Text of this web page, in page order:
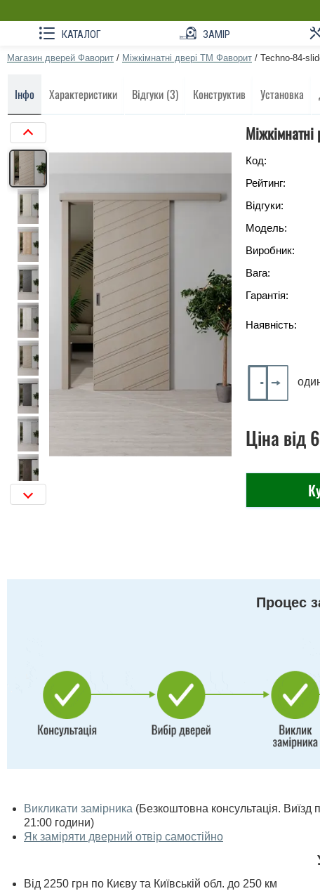
КАТАЛОГ ЗАМІР
Магазин дверей Фаворит / Міжкімнатні двері ТМ Фаворит / Techno-84-
Інфо Характеристики Відгуки (3) Конструктив Установка
Код:
Рейтинг:
Відгуки:
Модель:
Виробник:
Вага:
Гарантія:
Наявність:
Ціна від
Процес
Викликати замірника (Безкоштовна консультація.
21:00 години)
Як заміряти дверний отвір самостійно
Від 2250 грн по Києву та Київській обл. до 250 км